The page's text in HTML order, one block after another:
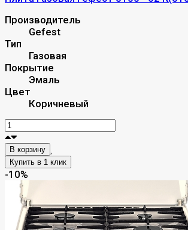
Производитель
Gefest
Тип
Газовая
Покрытие
Эмаль
Цвет
Коричневый
В корзину
-10%